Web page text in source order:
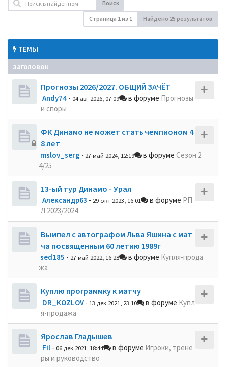
Поиск
Страница 1из 1 Найдено 25 результатов
ТЕМЫ
заголовок
Прогнозы 2026/2027. ОБЩИЙ ЗАЧЁТ
Andy74 - 04 авг 2026, 07:09 в форуме Прогнозы
и споры
ФК Динамо не может стать чемпионом 4
8 лет
mslov_serg - 27 май 2024, 12:19 в форуме Сезон 2
4/25
13-ый тур Динамо - Урал
Александр63 - 29 окт 2023, 16:01 в форуме РП
Л 2023/2024
Вымпел с автографом Льва Яшина с мат
ча посвященным 60 летию 1989г
sed185 - 27 май 2022, 16:28 в форуме Купля-прода
жа
Куплю программку к матчу
DR_KOZLOV - 13 дек 2021, 23:10 в форуме Купл
я-продажа
Ярослав Гладышев
Fil - 06 дек 2021, 18:44 в форуме Игроки, трене
ры и руководство